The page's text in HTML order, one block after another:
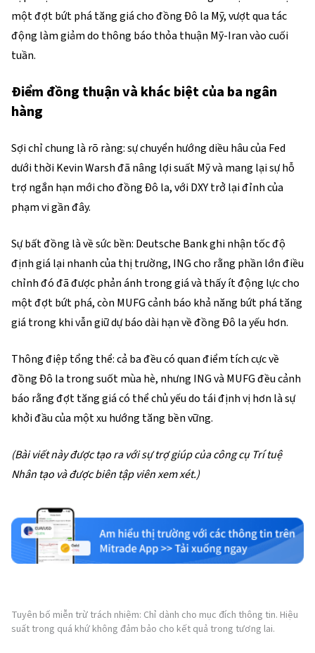
một đợt bứt phá tăng giá cho đồng Đô la Mỹ, vượt qua tác
động làm giảm do thông báo thỏa thuận Mỹ-Iran vào cuối
tuần.
Điểm đồng thuận và khác biệt của ba ngân
hàng
Sợi chỉ chung là rõ ràng: sự chuyển hướng diều hâu của Fed
dưới thời Kevin Warsh đã nâng lợi suất Mỹ và mang lại sự hỗ
trợ ngắn hạn mới cho đồng Đô la, với DXY trở lại đỉnh của
phạm vi gần đây.
Sự bất đồng là về sức bền: Deutsche Bank ghi nhận tốc độ
định giá lại nhanh của thị trường, ING cho rằng phần lớn điều
chỉnh đó đã được phản ánh trong giá và thấy ít động lực cho
một đợt bứt phá, còn MUFG cảnh báo khả năng bứt phá tăng
giá trong khi vẫn giữ dự báo dài hạn về đồng Đô la yếu hơn.
Thông điệp tổng thể: cả ba đều có quan điểm tích cực về
đồng Đô la trong suốt mùa hè, nhưng ING và MUFG đều cảnh
báo rằng đợt tăng giá có thể chủ yếu do tái định vị hơn là sự
khởi đầu của một xu hướng tăng bền vững.
(Bài viết này được tạo ra với sự trợ giúp của công cụ Trí tuệ
Nhân tạo và được biên tập viên xem xét.)
Tuyên bố miễn trừ trách nhiệm: Chỉ dành cho mục đích thông tin. Hiệu
suất trong quá khứ không đảm bảo cho kết quả trong tương lai.